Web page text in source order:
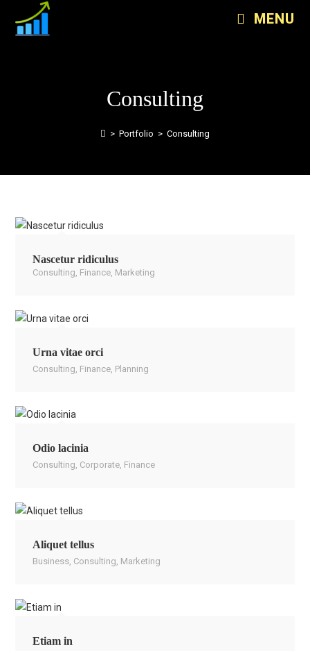
MENU
Consulting
> Portfolio > Consulting
Nascetur ridiculus
Consulting Finance Marketing
Urna vitae orci
Consulting Finance Planning
Odio lacinia
Consulting, Corporate, Finance
Aliquet tellus
Business, Consulting, Marketing
Etiam in